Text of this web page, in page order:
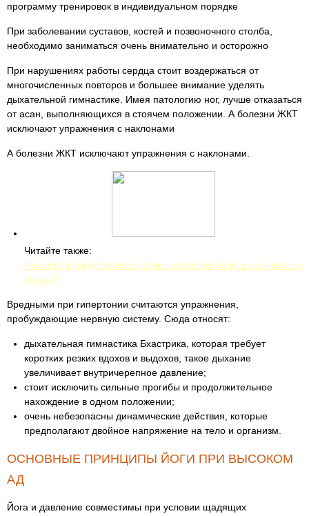
программу тренировок в индивидуальном порядке
При заболевании суставов, костей и позвоночного столба,
необходимо заниматься очень внимательно и осторожно
При нарушениях работы сердца стоит воздержаться от
многочисленных повторов и большее внимание уделять
дыхательной гимнастике. Имея патологию ног, лучше отказаться
от асан, выполняющихся в стоячем положении. А болезни ЖКТ
исключают упражнения с наклонами
А болезни ЖКТ исключают упражнения с наклонами.
Читайте также:
Что собой представляет датчик давления воды и для чего он
нужен?
Вредными при гипертонии считаются упражнения,
пробуждающие нервную систему. Сюда относят:
дыхательная гимнастика Бхастрика, которая требует
коротких резких вдохов и выдохов, такое дыхание
увеличивает внутричерепное давление;
стоит исключить сильные прогибы и продолжительное
нахождение в одном положении;
очень небезопасны динамические действия, которые
предполагают двойное напряжение на тело и организм.
ОСНОВНЫЕ ПРИНЦИПЫ ЙОГИ ПРИ ВЫСОКОМ
АД
Йога и давление совместимы при условии щадящих